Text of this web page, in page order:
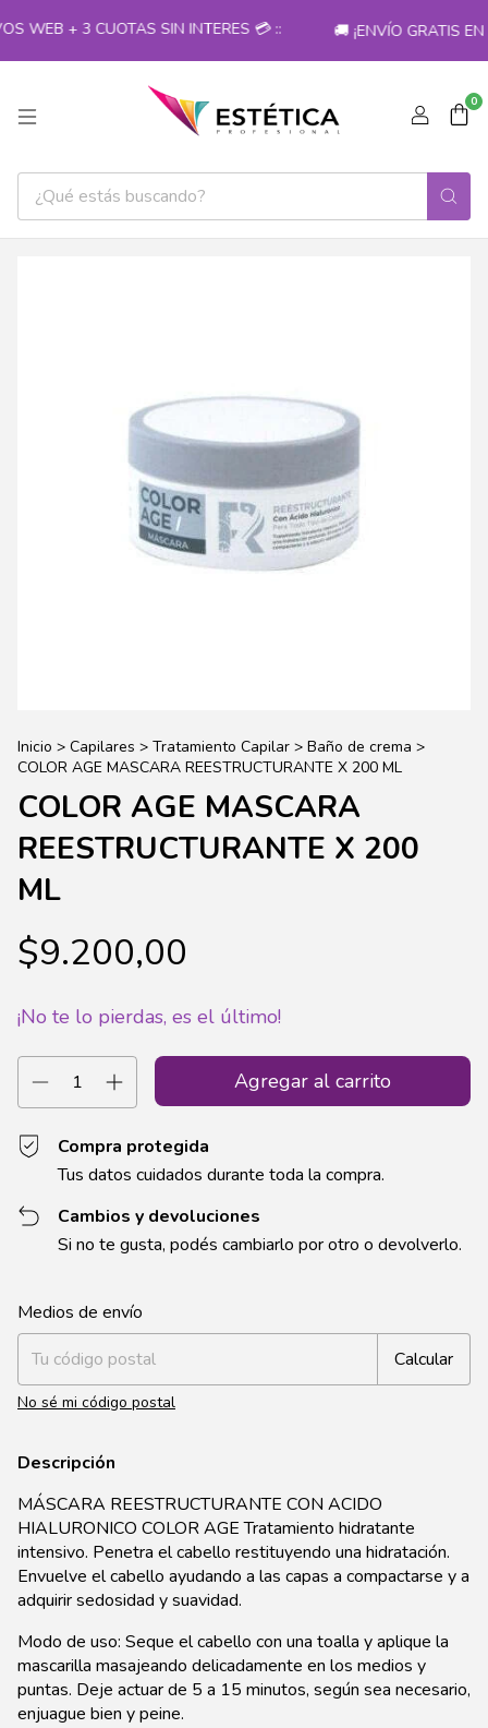
WEB + 3 CUOTAS SIN INTERES 💳 :: 🚚 ¡ENVÍO GRATIS
0
Inicio > Capilares > Tratamiento Capilar > Baño de crema >
COLOR AGE MASCARA REESTRUCTURANTE X 200 ML
COLOR AGE MASCARA
REESTRUCTURANTE X 200
ML
$9.200,00
¡No te lo pierdas, es el último!
Compra protegida
Tus datos cuidados durante toda la compra.
Cambios y devoluciones
Si no te gusta, podés cambiarlo por otro o devolverlo.
Entregas para el CP:
Medios de envío
Calcular
No sé mi código postal
Descripción
MÁSCARA REESTRUCTURANTE CON ACIDO
HIALURONICO COLOR AGE Tratamiento hidratante
intensivo. Penetra el cabello restituyendo una hidratación.
Envuelve el cabello ayudando a las capas a compactarse y a
adquirir sedosidad y suavidad.
Modo de uso: Seque el cabello con una toalla y aplique la
mascarilla masajeando delicadamente en los medios y
puntas. Deje actuar de 5 a 15 minutos, según sea necesario,
enjuague bien y peine.